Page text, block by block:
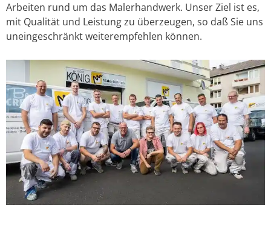
Arbeiten rund um das Malerhandwerk. Unser Ziel ist es,
mit Qualität und Leistung zu überzeugen, so daß Sie uns
uneingeschränkt weiterempfehlen können.